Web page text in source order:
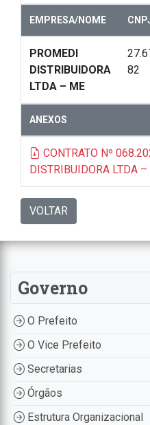
EMPRESA/NOME
PROMEDI
DISTRIBUIDORA
LTDA – ME
82
ANEXOS
CONTRATO Nº
DISTRIBUIDORA LTDA
VOLTAR
Governo
O Prefeito
O Vice Prefeito
Secretarias
Órgãos
Estrutura Organizacional